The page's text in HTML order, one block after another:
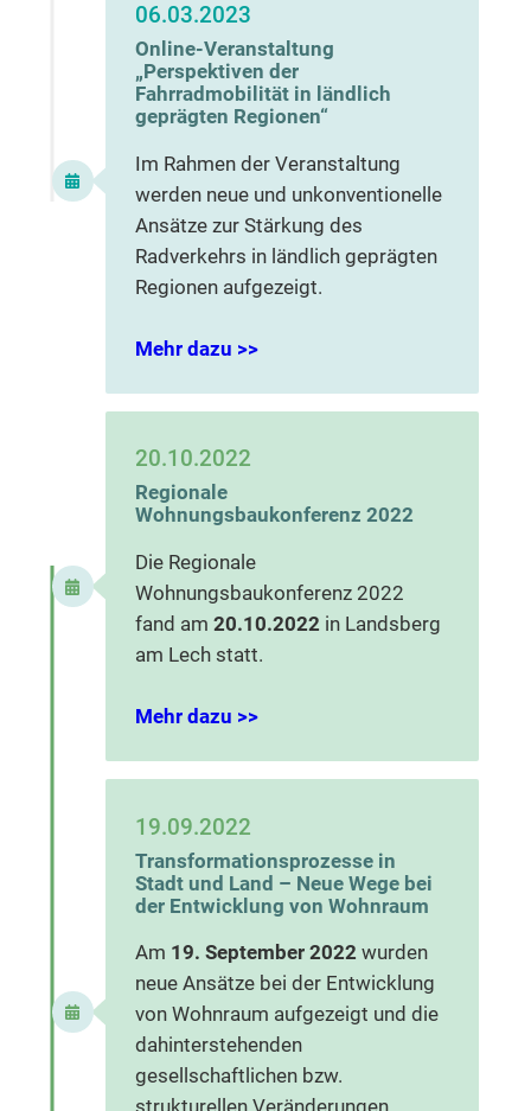
06.03.2023
Online-Veranstaltung
„Perspektiven der
Fahrradmobilität in ländlich
geprägten Regionen“
Im Rahmen der Veranstaltung
werden neue und unkonventionelle
Ansätze zur Stärkung des
Radverkehrs in ländlich geprägten
Regionen aufgezeigt.
Mehr dazu >>
20.10.2022
Regionale
Wohnungsbaukonferenz 2022
Die Regionale
Wohnungsbaukonferenz 2022
fand am20.10.2022 in Landsberg
am Lech statt.
Mehr dazu >>
19.09.2022
Transformationsprozesse in
Stadt und Land – Neue Wege bei
der Entwicklung von Wohnraum
Am 19. September 2022 wurden
neue Ansätze bei der Entwicklung
von Wohnraum aufgezeigt und die
dahinterstehenden
gesellschaftlichen bzw.